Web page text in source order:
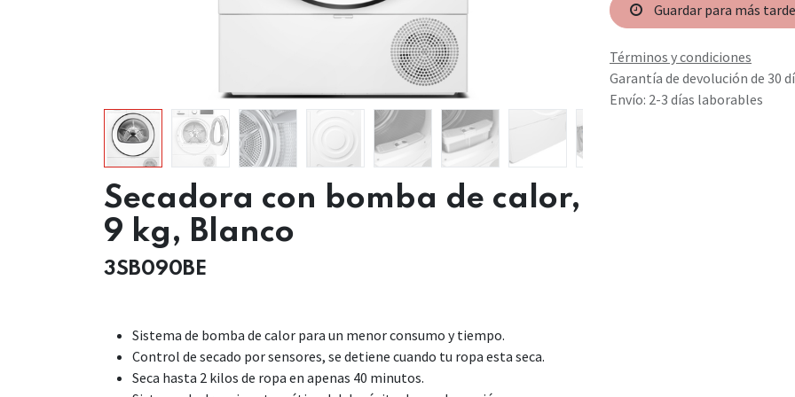
Secadora con bomba de calor,
9 kg, Blanco
3SB090BE
Sistema de bomba de calor para un menor consumo y tiempo.
Control de secado por sensores, se detiene cuando tu ropa esta seca.
Seca hasta 2 kilos de ropa en apenas 40 minutos.
Guardar para más tarde
Términos y condiciones
Garantía de devolución de 30
Envío: 2-3 días laborables